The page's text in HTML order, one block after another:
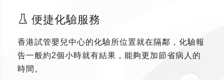
便捷化驗服務
香港試管嬰兒中心的化驗所位置就在隔鄰，化驗報
告一般約2個小時就有結果，能夠更加節省病人的
時間。